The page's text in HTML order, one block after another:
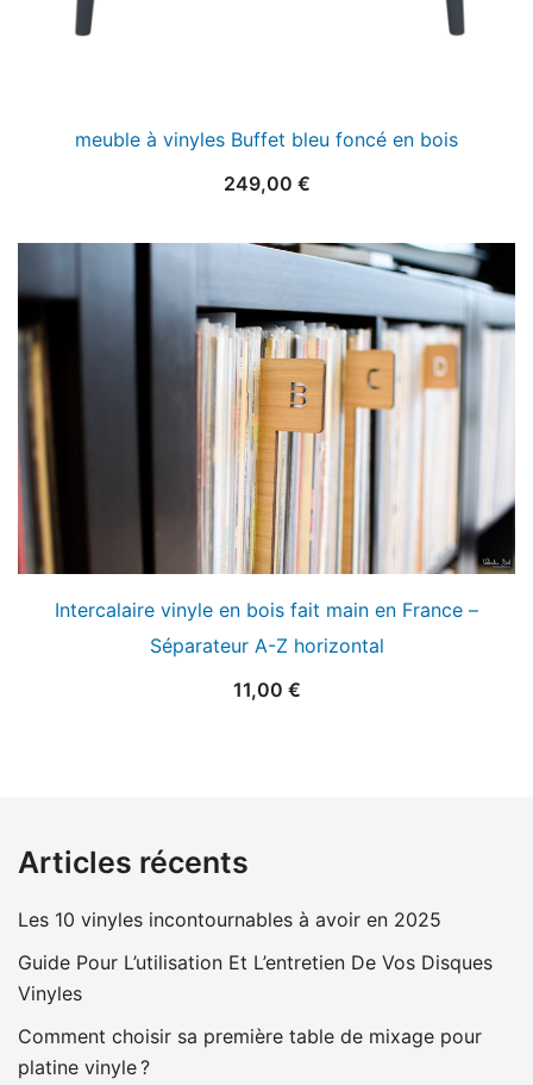
meuble à vinyles Buffet bleu foncé en bois
249,00 €
Intercalaire vinyle en bois fait main en France –
Séparateur A-Z horizontal
11,00 €
Articles récents
Les 10 vinyles incontournables à avoir en 2025
Guide Pour L’utilisation Et L’entretien De Vos Disques
Vinyles
Comment choisir sa première table de mixage pour
platine vinyle ?